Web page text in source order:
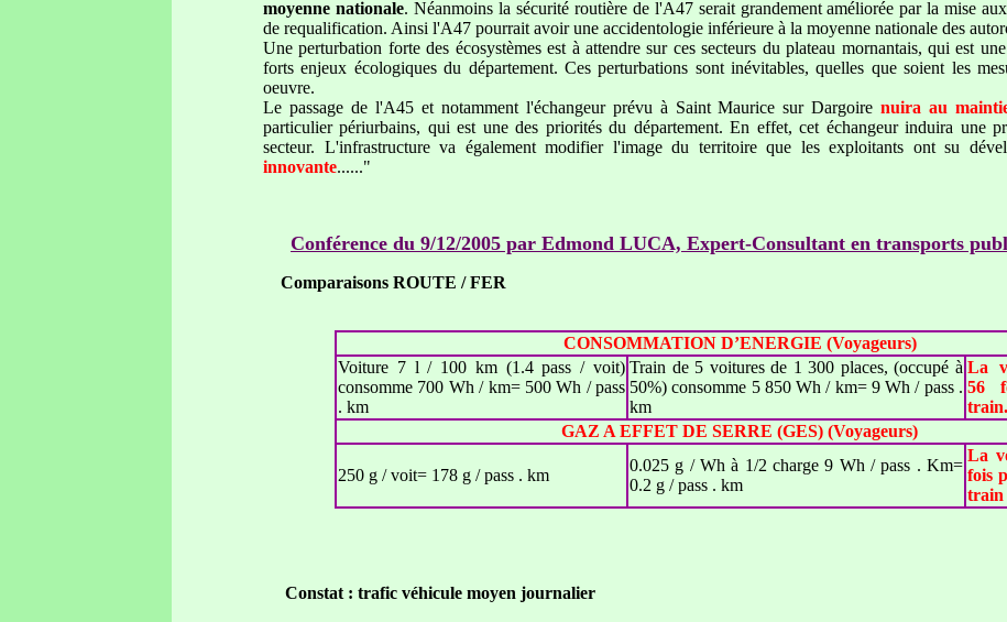
moyenne nationale. Néanmoins la sécurité routière de l'A47 serait grandement améliorée par la mise
de requalification. Ainsi l'A47 pourrait avoir une accidentologie inférieure à la moyenne nationale des
Une perturbation forte des écosystèmes est à attendre sur ces secteurs du plateau mornantais, qui est
forts enjeux écologiques du département. Ces perturbations sont inévitables, quelles que soient les
oeuvre.
Le passage de l'A45 et notamment l'échangeur prévu à Saint Maurice sur Dargoirenuira au
particulier périurbains, qui est une des priorités du département. En effet, cet échangeur induira une
secteur. L'infrastructure va également modifier l'image du territoire que les exploitants ont su
innovante......"
Conférence du 9/12/2005 par Edmond LUCA, Expert-Consultant en transports
Comparaisons ROUTE / FER
CONSOMMATION D’ENERGIE (Voyageurs)
Voiture 7 l / 100 km (1.4 pass / voit)
consomme 700 Wh / km= 500 Wh / pass
. km
Train de 5 voitures de 1 300 places, (occupé à
50%) consomme 5 850 Wh / km= 9 Wh / pass .
km
La
56
train.
GAZ A EFFET DE SERRE (GES) (Voyageurs)
250 g / voit= 178 g / pass . km
0.025 g / Wh à 1/2 charge 9 Wh / pass . Km=
0.2 g / pass . km
La
fois
train
Constat : trafic véhicule moyen journalier